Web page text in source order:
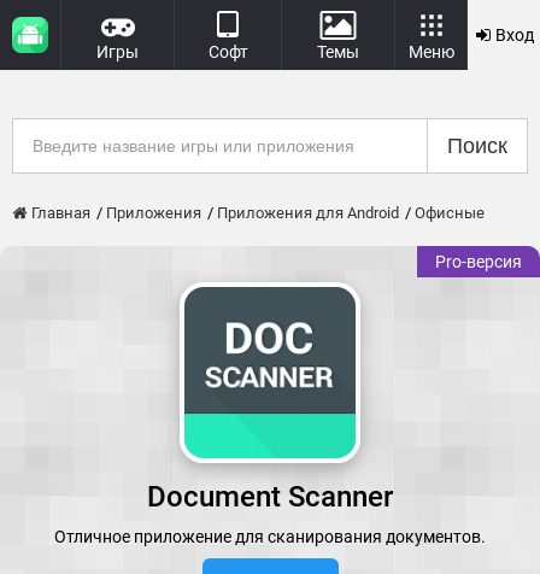
Игры Софт Темы Меню
Вход
Поиск
Главная Приложения Приложения для Android Офисные
Pro-версия
Document Scanner
Отличное приложение для сканирования документов.